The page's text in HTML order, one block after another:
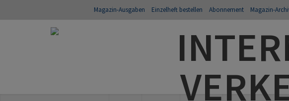
Magazin-Ausgaben Einzelheft bestellen Abonnement Magazin-